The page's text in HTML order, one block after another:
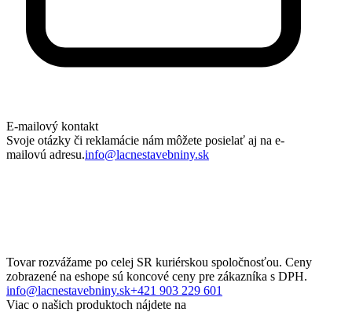
E-mailový kontakt
Svoje otázky či reklamácie nám môžete posielať aj na e-
mailovú adresu.info@lacnestavebniny.sk
Tovar rozvážame po celej SR kuriérskou spoločnosťou. Ceny
zobrazené na eshope sú koncové ceny pre zákazníka s DPH.
info@lacnestavebniny.sk+421 903 229 601
Viac o našich produktoch nájdete na